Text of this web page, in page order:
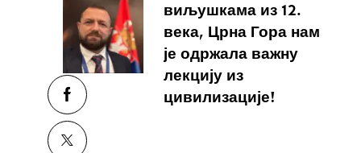
виљушкама из 12.
века, Црна Гора нам
је одржала важну
лекцију из
цивилизације!